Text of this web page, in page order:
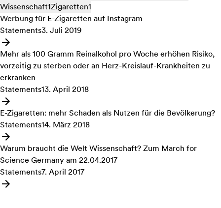
Wissenschaft1Zigaretten1
Werbung für E-Zigaretten auf Instagram
Statements3. Juli 2019
Angebot: Werbung für E-Zigaretten auf Instagram
Mehr als 100 Gramm Reinalkohol pro Woche erhöhen Risiko,
vorzeitig zu sterben oder an Herz-Kreislauf-Krankheiten zu
erkranken
Statements13. April 2018
Angebot: Mehr als 100 Gramm Reinalkohol pro Woche
E-Zigaretten: mehr Schaden als Nutzen für die Bevölkerung?
Statements14. März 2018
Angebot: E-Zigaretten: mehr Schaden als Nutzen für die
Warum braucht die Welt Wissenschaft? Zum March for
Science Germany am 22.04.2017
Statements7. April 2017